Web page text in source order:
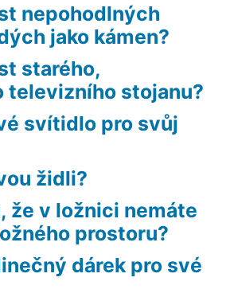
nepohodlných
jako kámen?
starého,
televizního stojanu?
svítidlo pro svůj
židli?
že v ložnici nemáte
prostoru?
dárek pro své